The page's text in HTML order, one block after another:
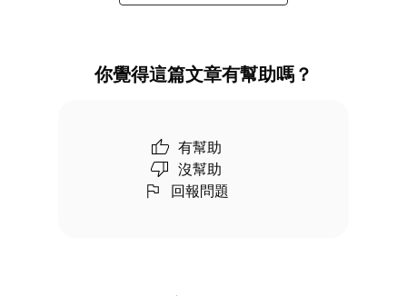
你覺得這篇文章有幫助嗎？
有幫助
沒幫助
回報問題